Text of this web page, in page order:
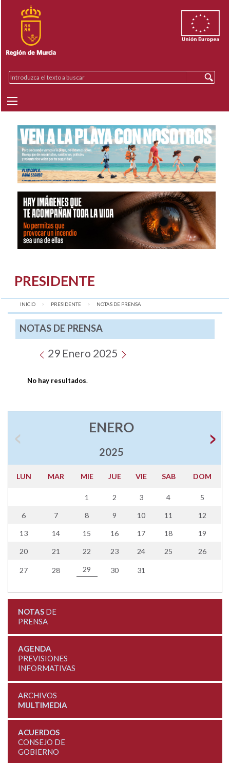
PRESIDENTE
INICIO PRESIDENTE AQUÍ:
NOTAS DE PRENSA
NOTAS DE PRENSA
29 Enero 2025
No hay resultados.
ENERO
2025
LUN MAR MIE JUE VIE SAB DOM
1 2 3 4 5
6 7 8 9 10 11 12
13 14 15 16 17 18 19
20 21 22 23 24 25 26
27 28 29 30 31
NOTASDE
PRENSA
AGENDA
PREVISIONES
INFORMATIVAS
ARCHIVOS
MULTIMEDIA
ACUERDOS
CONSEJO DE
GOBIERNO